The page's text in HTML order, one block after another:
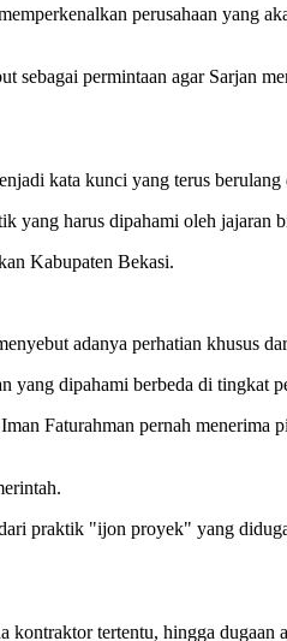
perusahaan yang
permintaan agar Sarjan
kata kunci yang terus berulang
yang harus dipahami oleh jajaran
Kabupaten Bekasi.
adanya perhatian khusus
yang dipahami berbeda di tingkat
Faturahman pernah menerima
praktik "ijon proyek" yang
tertentu, hingga dugaan